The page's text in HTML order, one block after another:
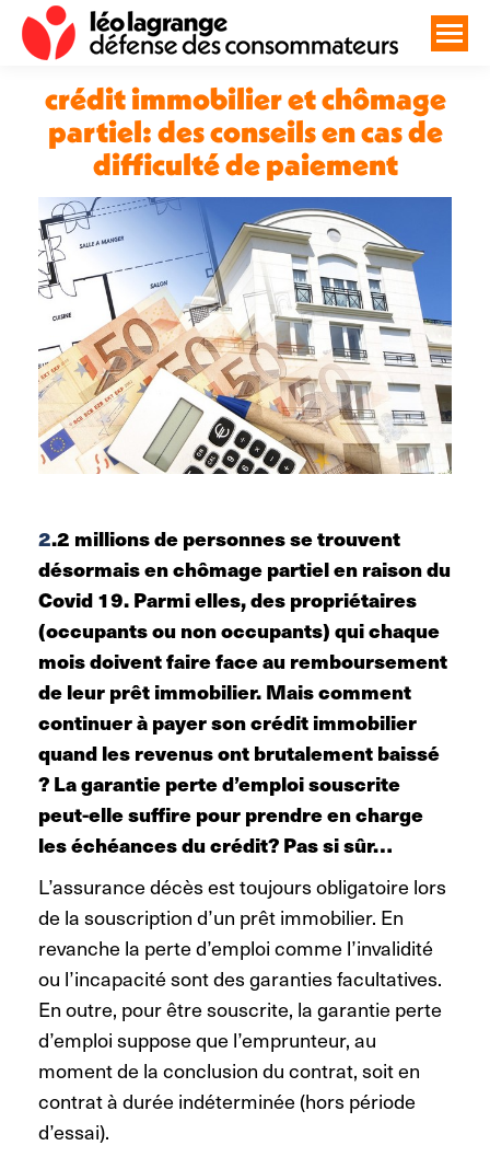
crédit immobilier et chômage
partiel: des conseils en cas de
difficulté de paiement
Vous êtes ici :
2.2 millions de personnes se trouvent
désormais en chômage partiel en raison du
Covid 19. Parmi elles, des propriétaires
(occupants ou non occupants) qui chaque
mois doivent faire face au remboursement
de leur prêt immobilier. Mais comment
continuer à payer son crédit immobilier
quand les revenus ont brutalement baissé
? La garantie perte d’emploi souscrite
peut-elle suffire pour prendre en charge
les échéances du crédit? Pas si sûr…
L’assurance décès est toujours obligatoire lors
de la souscription d’un prêt immobilier. En
revanche la perte d’emploi comme l’invalidité
ou l’incapacité sont des garanties facultatives.
En outre, pour être souscrite, la garantie perte
d’emploi suppose que l’emprunteur, au
moment de la conclusion du contrat, soit en
contrat à durée indéterminée (hors période
d’essai).